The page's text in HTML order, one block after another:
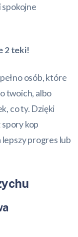
spokojne
2 teki!
osób, które
twoich, albo
co ty. Dzięki
kop
progres lub